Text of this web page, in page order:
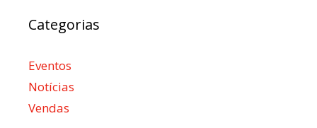
Categorias
Eventos
Notícias
Vendas